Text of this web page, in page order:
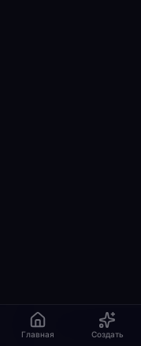
Главная Создать